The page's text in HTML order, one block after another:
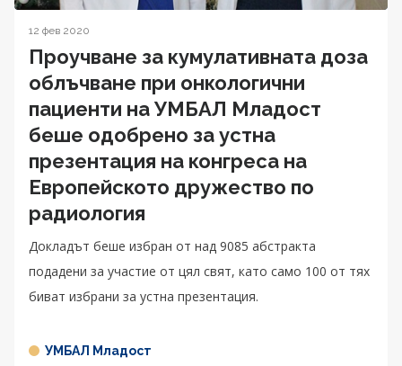
12 фев 2020
Проучване за кумулативната доза
облъчване при онкологични
пациенти на УМБАЛ Младост
беше одобрено за устна
презентация на конгреса на
Европейското дружество по
радиология
Докладът беше избран от над 9085 абстракта
подадени за участие от цял свят, като само 100 от тях
биват избрани за устна презентация.
УМБАЛ Младост